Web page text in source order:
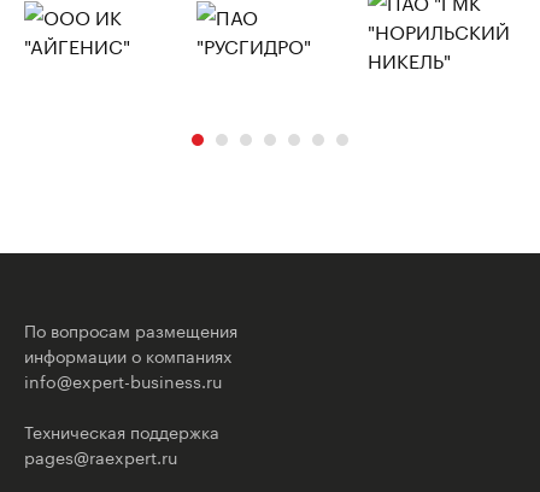
По вопросам размещения
информации о компаниях
info@expert-business.ru
Техническая поддержка
pages@raexpert.ru